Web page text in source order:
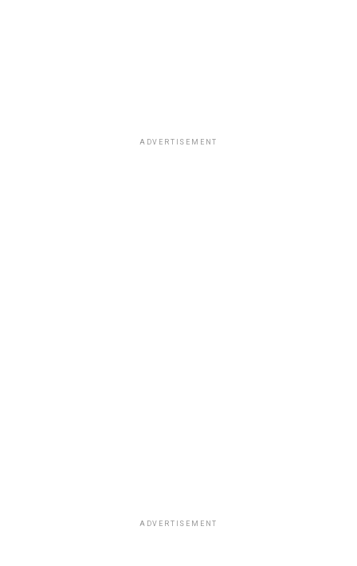
ADVERTISEMENT
ADVERTISEMENT